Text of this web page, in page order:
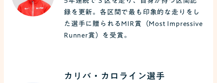
録を更新。各区間で最も印象的な走りをし
た選手に贈られるMIR賞（Most Impressive
Runner賞）を受賞。
カリバ・カロライン選手